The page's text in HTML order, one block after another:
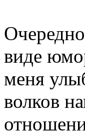
виде
меня
волков